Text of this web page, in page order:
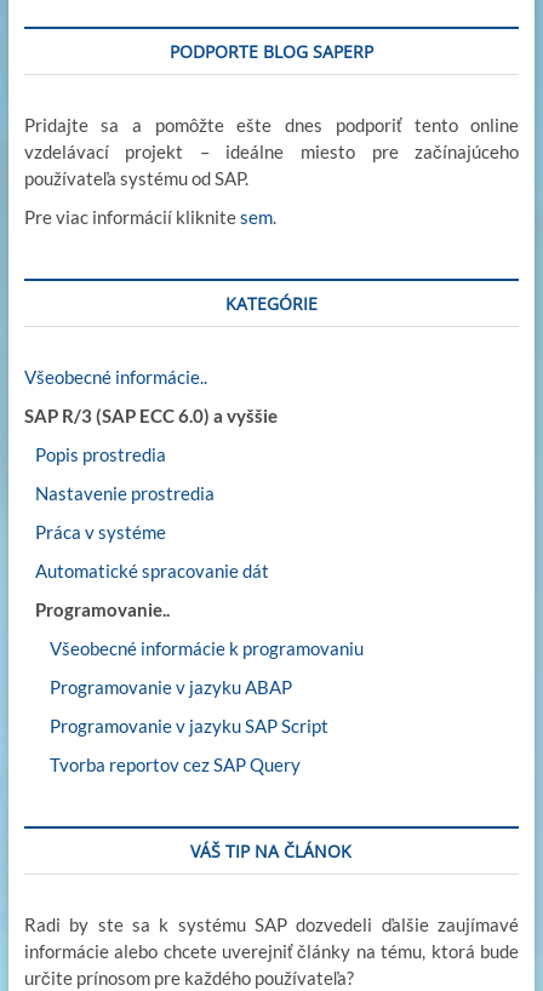
PODPORTE BLOG SAPERP
Pridajte sa a pomôžte ešte dnes podporiť tento online
vzdelávací projekt – ideálne miesto pre začínajúceho
používateľa systému od SAP.
Pre viac informácií kliknitesem.
KATEGÓRIE
Všeobecné informácie..
SAP R/3 (SAP ECC 6.0) a vyššie
Popis prostredia
Nastavenie prostredia
Práca v systéme
Automatické spracovanie dát
Programovanie..
Všeobecné informácie k programovaniu
Programovanie v jazyku ABAP
Programovanie v jazyku SAP Script
Tvorba reportov cez SAP Query
VÁŠ TIP NA ČLÁNOK
Radi by ste sa k systému SAP dozvedeli ďalšie zaujímavé
informácie alebo chcete uverejniť články na tému, ktorá bude
určite prínosom pre každého používateľa?